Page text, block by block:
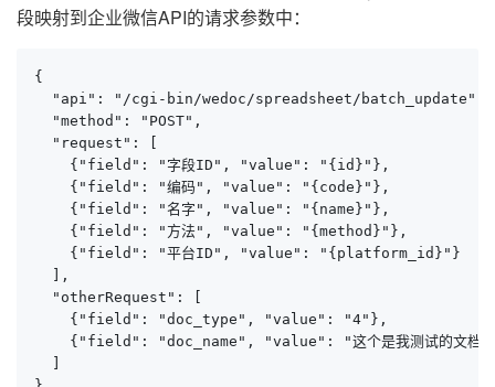
段映射到企业微信API的请求参数中：
{
  "api": "/cgi-bin/wedoc/spreadsheet/batch_update",
  "method": "POST",
  "request": [
    {"field": "字段ID", "value": "{id}"},
    {"field": "编码", "value": "{code}"},
    {"field": "名字", "value": "{name}"},
    {"field": "方法", "value": "{method}"},
    {"field": "平台ID", "value": "{platform_id}"}
  ],
  "otherRequest": [
    {"field": "doc_type", "value": "4"},
{"field": "doc_name", "value": "这个是我测试的文档
  ]